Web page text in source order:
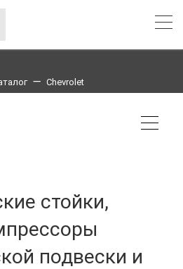
Chevrolet
стойки,
подвески и